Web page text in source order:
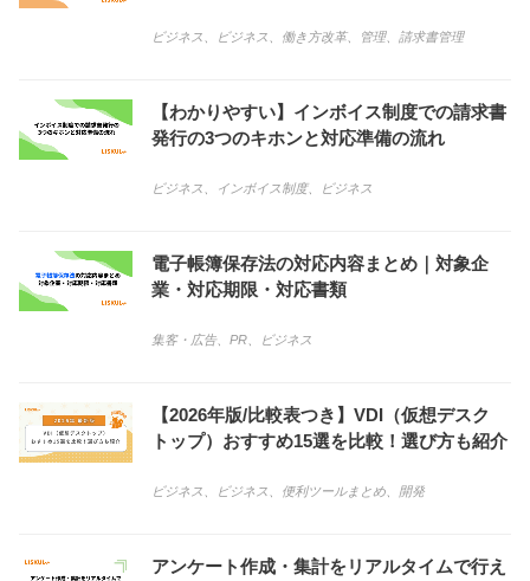
ビジネス ビジネス 働き方改革、 管理、 請求書管理
【わかりやすい】インボイス制度での請求書
発行の3つのキホンと対応準備の流れ
ビジネス インボイス制度、 ビジネス
電子帳簿保存法の対応内容まとめ｜対象企
業・対応期限・対応書類
集客・広告、 PR ビジネス
【2026年版/比較表つき】VDI（仮想デスク
トップ）おすすめ15選を比較！選び方も紹介
ビジネス ビジネス 便利ツールまとめ 開発
アンケート作成・集計をリアルタイムで行え